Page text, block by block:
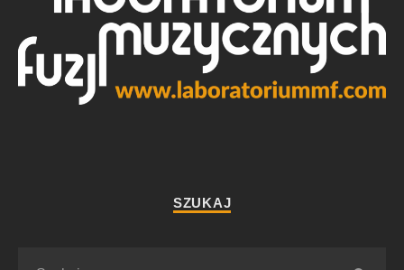
SZUKAJ